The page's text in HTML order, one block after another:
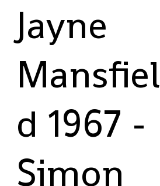
Jayne
Mansfiel
d 1967 -
Simon